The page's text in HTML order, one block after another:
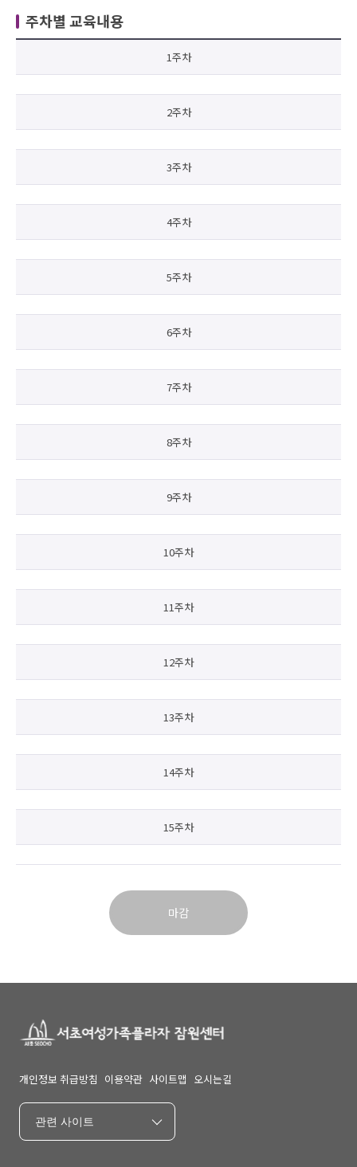
주차별 교육내용
1주차
2주차
3주차
4주차
5주차
6주차
7주차
8주차
9주차
10주차
11주차
12주차
13주차
14주차
15주차
마감
개인정보 취급방침 이용약관 사이트맵 오시는길
관련 사이트